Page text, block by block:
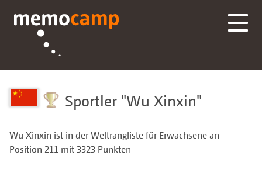
Sportler Wu Xinxin
Wu Xinxin ist in der Weltrangliste für Erwachsene an
Position 211 mit 3323 Punkten